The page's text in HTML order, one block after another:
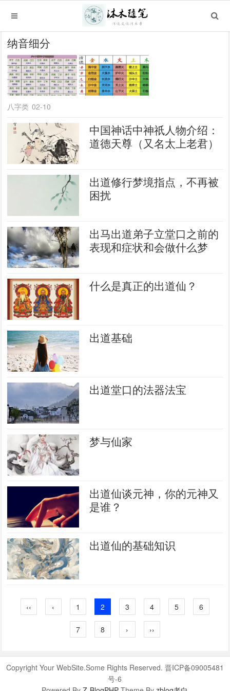
纳音细分
八字类 02-10
中国神话中神祇人物介绍：
道德天尊（又名太上老君）
出道修行梦境指点，不再被
困扰
出马出道弟子立堂口之前的
表现和症状和会做什么梦
什么是真正的出道仙？
出道基础
出道堂口的法器法宝
梦与仙家
出道仙谈元神，你的元神又
是谁？
出道仙的基础知识
‹‹ ‹ 1 2 3 4 5 6
7 8 › ››
Copyright Your WebSite.Some Rights Reserved. 晋ICP备09005481
号-6